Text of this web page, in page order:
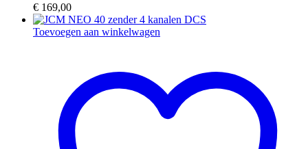
€ 169,00
Toevoegen aan winkelwagen